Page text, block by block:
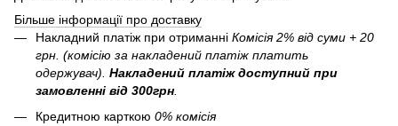
Більше інформації про доставку
Накладний платіж при отриманні Комісія 2% від суми + 20
грн. (комісію за накладений платіж платить
одержувач). Накладений платіж доступний при
замовленні від 300грн.
Кредитною карткою 0% комісія